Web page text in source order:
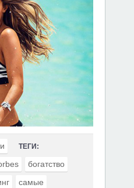
ТЕГИ:
богатство
самые